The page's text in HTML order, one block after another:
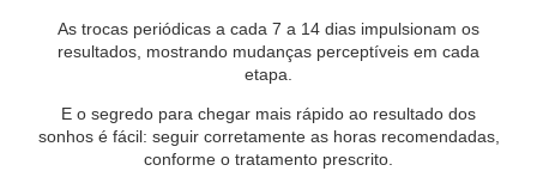
As trocas periódicas a cada 7 a 14 dias impulsionam os
resultados, mostrando mudanças perceptíveis em cada
etapa.
E o segredo para chegar mais rápido ao resultado dos
sonhos é fácil: seguir corretamente as horas recomendadas,
conforme o tratamento prescrito.